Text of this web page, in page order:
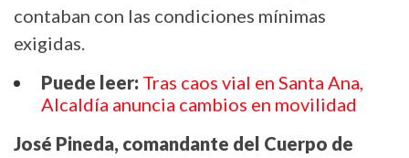
contaban con las condiciones mínimas
exigidas.
Puede leer: Tras caos vial en Santa Ana,
Alcaldía anuncia cambios en movilidad
José Pineda, comandante del Cuerpo de